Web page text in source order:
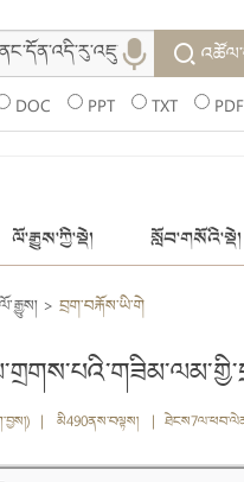
DOC PPT TXT PDF
ལོ་རྒྱུས་ཀྱི་སྡེ། སློབ་གསོའི་སྡེ།
> བྲག་བརྐོས་ཡི་གེ
| མི490ནས་བལྟས། |